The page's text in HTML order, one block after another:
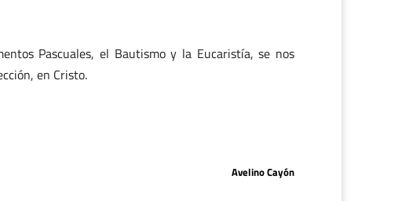
Pascuales, el Bautismo y la Eucaristía, se nos
en Cristo.
Avelino Cayón